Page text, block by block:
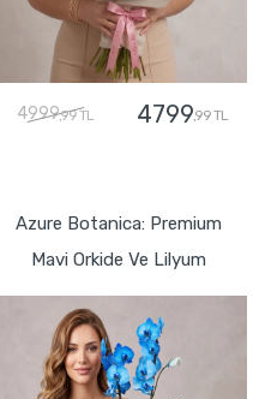
4999,99 TL 4799,99 TL
Azure Botanica: Premium
Mavi Orkide Ve Lilyum